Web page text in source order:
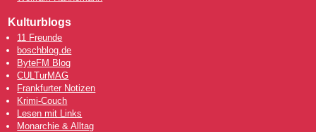
Kulturblogs
11 Freunde
boschblog.de
ByteFM Blog
CULTurMAG
Frankfurter Notizen
Krimi-Couch
Lesen mit Links
Monarchie & Alltag